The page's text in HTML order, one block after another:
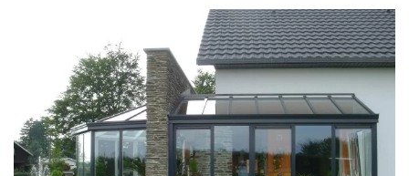
klik voor slideshow